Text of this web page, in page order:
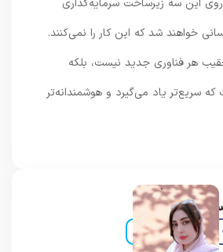
سه زیرساخت سرمایه‌گذاری
شد که این کار را نمی‌کنند.
جدید نیست، بلکه
یاد می‌گیرد و هوشمندانه‌تر
و خبرنگار